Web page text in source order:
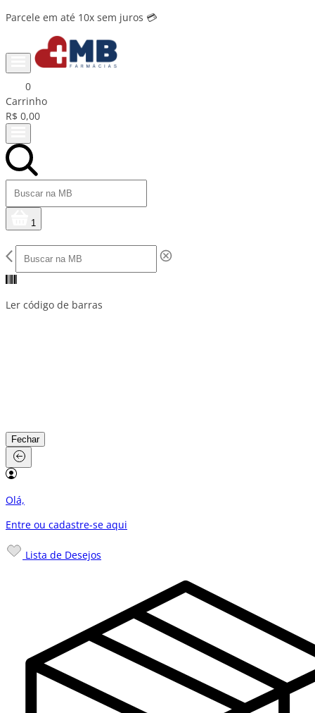
Parcele em até 10x sem juros 💳
0
Carrinho
R$ 0,00
1
Ler código de barras
Fechar
Olá,
Entre ou cadastre-se aqui
Lista de Desejos